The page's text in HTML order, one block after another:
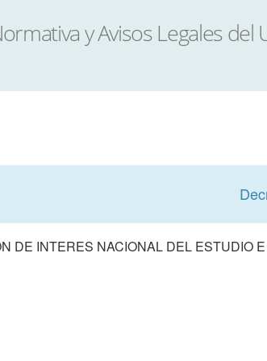
DE INTERES NACIONAL DEL ESTUDIO